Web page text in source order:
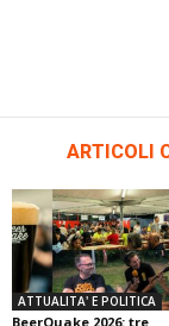
ARTICOLI
ATTUALITA' E POLITICA
BeerQuake 2026: tre